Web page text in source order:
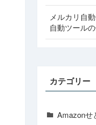
メルカリ自
自動ツール
カテゴリー
Amazonせ